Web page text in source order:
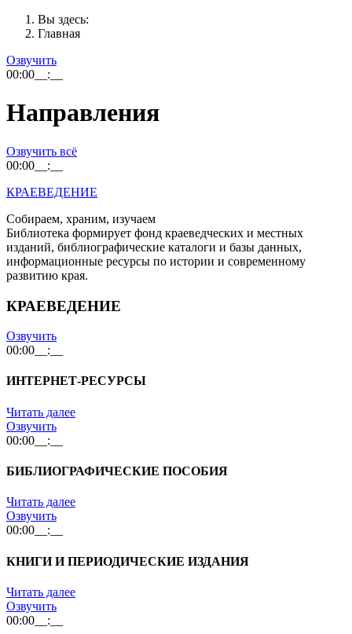
Вы здесь:
Главная
Озвучить
00:00 __:__
Направления
Озвучить всё
00:00 __:__
КРАЕВЕДЕНИЕ
Собираем, храним, изучаем
Библиотека формирует фонд краеведческих и местных
изданий, библиографические каталоги и базы данных,
информационные ресурсы по истории и современному
развитию края.
КРАЕВЕДЕНИЕ
Озвучить
00:00 __:__
ИНТЕРНЕТ-РЕСУРСЫ
Читать далее
Озвучить
00:00 __:__
БИБЛИОГРАФИЧЕСКИЕ ПОСОБИЯ
Читать далее
Озвучить
00:00 __:__
КНИГИ И ПЕРИОДИЧЕСКИЕ ИЗДАНИЯ
Читать далее
Озвучить
00:00 __:__